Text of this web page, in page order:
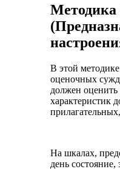
Методика
В этой
оценочных
должен
характеристик
На шкалах,
день